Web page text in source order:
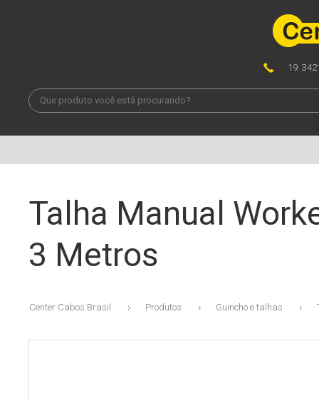
19.
Talha Manual
3 Metros
Center Cabos Brasil Produtos Guincho e talhas